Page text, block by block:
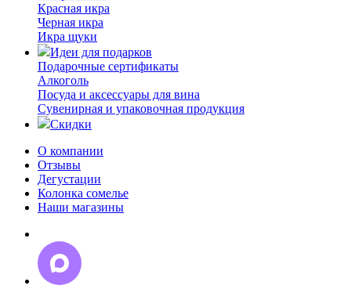
Красная икра
Черная икра
Икра щуки
Идеи для подарков
Подарочные сертификаты
Алкоголь
Посуда и аксессуары для вина
Сувенирная и упаковочная продукция
Скидки
О компании
Отзывы
Дегустации
Колонка сомелье
Наши магазины